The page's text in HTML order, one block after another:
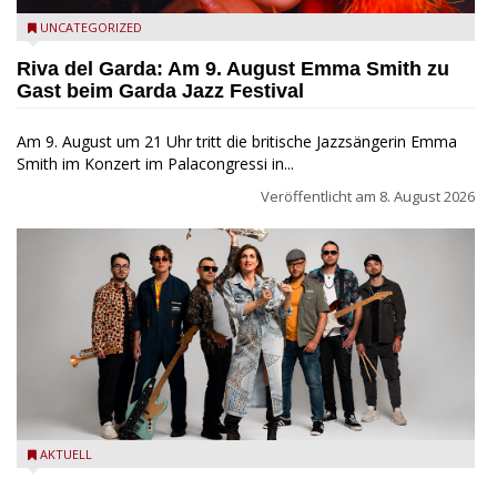
Riva del Garda - Emma Smith zu Gast beim Garda Jazz
UNCATEGORIZED
Riva del Garda: Am 9. August Emma Smith zu
Gast beim Garda Jazz Festival
Am 9. August um 21 Uhr tritt die britische Jazzsängerin Emma
Smith im Konzert im Palacongressi in...
Veröffentlicht am 8. August 2026
Castelnuovo del Garda: Die "Dirotta su Cuba" zu Gast beim
AKTUELL